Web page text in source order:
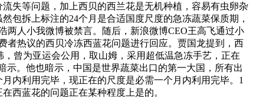
失等问题，加上西贝的西兰花是无机种植，容易有虫卵杂
包拆上标注的24个月是合适国度尺度的急冻蔬菜保质期，
两人小我微博被禁言。随后，新浪微博CEO王高飞通过小
者热议的西贝冷冻西蓝花问题进行回应。贾国龙提到，西
曾为亚运会公用，取山姆，采用超低温急冻手艺，正在
。他也暗示，中国是世界蔬菜出口的第一大国，所有出
内利用完毕，现正在的尺度是必需一个月内利用完毕。1
西蓝花的问题正在某种程度上是的。